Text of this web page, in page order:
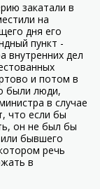
закатали в
на
дня его
пункт -
внутренних дел
и потом в
были люди,
в случае
что если бы
он не был бы
бывшего
речь
в